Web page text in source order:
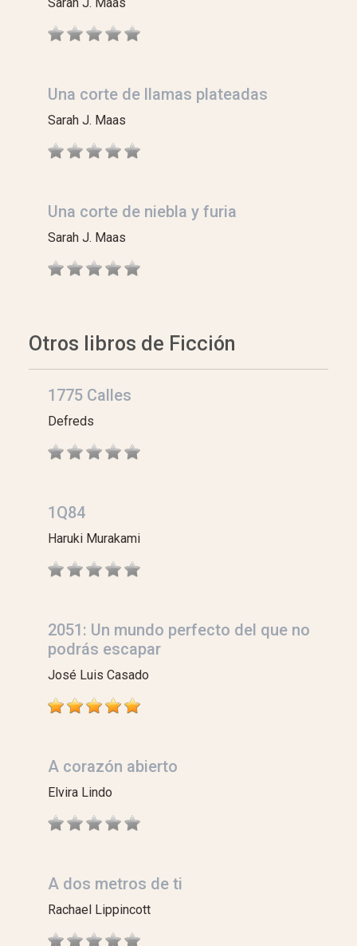
Una corte de llamas plateadas
Sarah J. Maas
Una corte de niebla y furia
Sarah J. Maas
Otros libros de Ficción
1775 Calles
Defreds
1Q84
Haruki Murakami
2051: Un mundo perfecto del que no
podrás escapar
José Luis Casado
A corazón abierto
Elvira Lindo
A dos metros de ti
Rachael Lippincott